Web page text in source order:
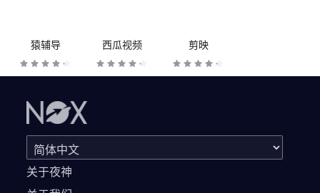
猿辅导 西瓜视频 剪映
关于夜神